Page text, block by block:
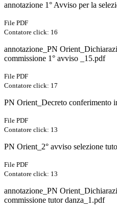
annotazione 1° Avviso per la
File PDF
Contatore click: 16
annotazione_PN
commissione 1° avviso _15.pdf
File PDF
Contatore click: 17
PN Orient_Decreto conferimento
File PDF
Contatore click: 13
PN Orient_2° avviso selezione
File PDF
Contatore click: 13
annotazione_PN
commissione tutor danza_1.pdf